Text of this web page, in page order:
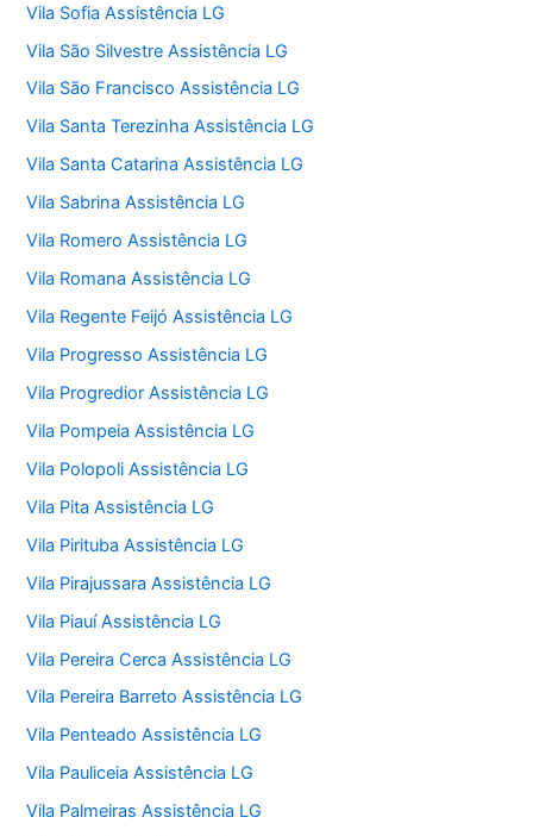
Vila Sofia Assistência LG
Vila São Silvestre Assistência LG
Vila São Francisco Assistência LG
Vila Santa Terezinha Assistência LG
Vila Santa Catarina Assistência LG
Vila Sabrina Assistência LG
Vila Romero Assistência LG
Vila Romana Assistência LG
Vila Regente Feijó Assistência LG
Vila Progresso Assistência LG
Vila Progredior Assistência LG
Vila Pompeia Assistência LG
Vila Polopoli Assistência LG
Vila Pita Assistência LG
Vila Pirituba Assistência LG
Vila Pirajussara Assistência LG
Vila Piauí Assistência LG
Vila Pereira Cerca Assistência LG
Vila Pereira Barreto Assistência LG
Vila Penteado Assistência LG
Vila Pauliceia Assistência LG
Vila Palmeiras Assistência LG